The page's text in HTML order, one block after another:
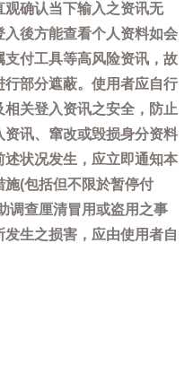
确认当下输入之资讯无
後方能查看个人资料如会
支付工具等高风险资讯，故
部分遮蔽。使用者应自行
关登入资讯之安全，防止
讯、窜改或毁损身分资料
状况发生，应立即通知本
(包括但不限於暂停付
调查厘清冒用或盗用之事
生之损害，应由使用者自